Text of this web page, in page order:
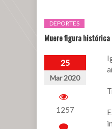
DEPORTES
Muere figura histórica
25
Mar 2020
1257